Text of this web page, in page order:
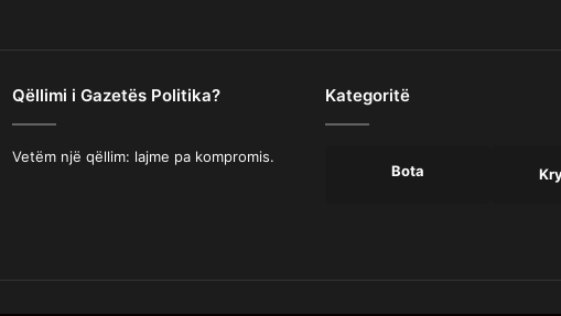
Qëllimi i Gazetës Politika?
Vetëm një qëllim: lajme pa kompromis.
Kategoritë
Bota